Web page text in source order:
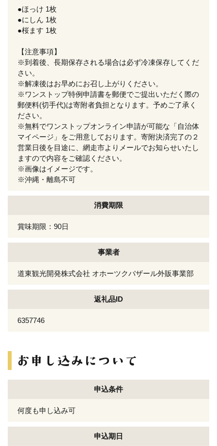
●ほっけ 1枚
●にしん 1枚
●桜ます 1枚
【注意事項】
※到着後、長期保存される場合は必ず冷凍保存してくだ
さい。
※解凍後はお早めにお召し上がりください。
※ワンストップ特例申請書を郵便でご提出いただく際の
郵便料(切手代)は寄附者負担となります。予めご了承く
ださい。
※無料でワンストップオンライン申請が可能な「自治体
マイページ」をご用意しております。寄附決済完了の２
営業日後を目途に、網走市よりメールでお知らせいたし
ますので内容をご確認ください。
※画像はイメージです。
※沖縄・離島不可
消費期限
賞味期限：90日
事業者
道東観光開発株式会社 オホーツクバザール外販事業部
返礼品ID
6357746
申込条件
何度も申し込み可
申込期日